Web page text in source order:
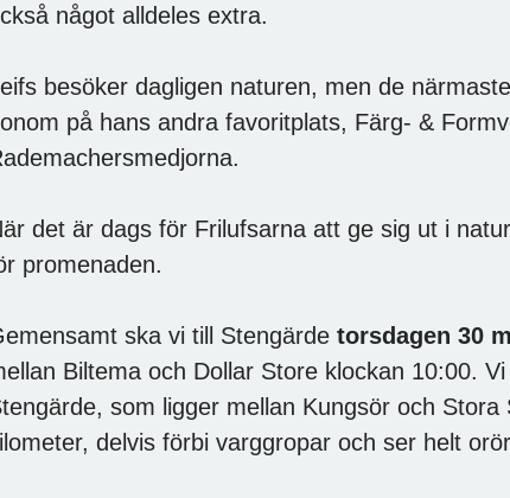
något alldeles extra.
besöker dagligen naturen, men de
på hans andra favoritplats, Färg- &
det är dags för Frilufsarna att ge sig ut i
promenaden.
ska vi till Stengärde torsdagen 30
Biltema och Dollar Store klockan 10:00.
som ligger mellan Kungsör och
delvis förbi varggropar och ser helt